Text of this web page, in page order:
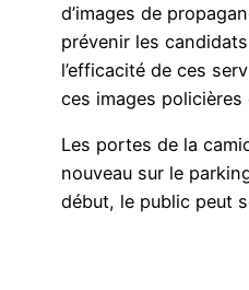
d’images de
prévenir les
l’efficacité de ces
ces images
Les portes de la
nouveau sur le
début, le public peut